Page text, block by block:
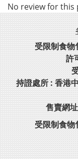
No review for
受限制食物
許
持證處所 : 香港
售賣網
受限制食物